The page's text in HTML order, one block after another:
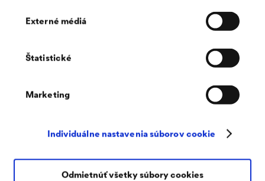
Externé médiá
Štatistické
Marketing
Individuálne nastavenia súborov cookie
Odmietnúť všetky súbory cookies
krajiny.
-FLORAXX bol použitý na intenzívne
ozelenené ploché strechy viliek.